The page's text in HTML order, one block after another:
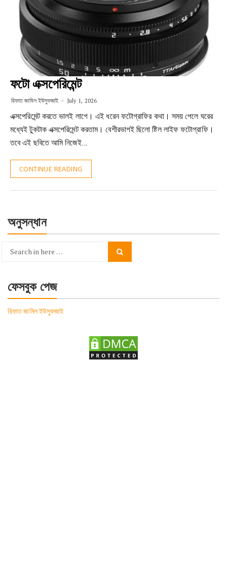
ফটো এক্সপেরিমেন্ট
রিফাত জামিল ইউসুফজাই July 1, 2026
এক্সপেরিমেন্ট করতে ভালই লাগে। এই ধরেন ফটোগ্রাফির কথা। সময় পেলে ঘরের
মধ্যেই টুকটাক এক্সপেরিমেন্ট করতাম। বেশীরভাগই ছিলো ষ্টিল লাইফ ফটোগ্রাফি।
তবে এই ছবিতে আমি নিজেই…
CONTINUE READING
অনুসন্ধান
Search
ফেসবুক পেজ
রিফাত জামিল ইউসুফজাই